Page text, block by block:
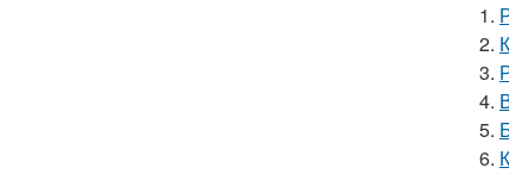
1.
2.
3.
4.
5.
6.